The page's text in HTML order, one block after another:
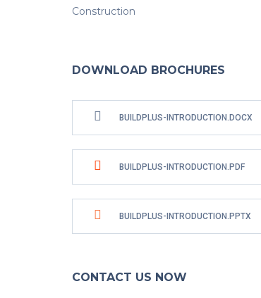
Construction
DOWNLOAD BROCHURES
BUILDPLUS-INTRODUCTION.DOCX
BUILDPLUS-INTRODUCTION.PDF
BUILDPLUS-INTRODUCTION.PPTX
CONTACT US NOW